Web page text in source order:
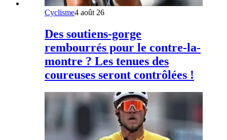
Cyclisme4 août 26
Des soutiens-gorge
rembourrés pour le contre-la-
montre ? Les tenues des
coureuses seront contrôlées !